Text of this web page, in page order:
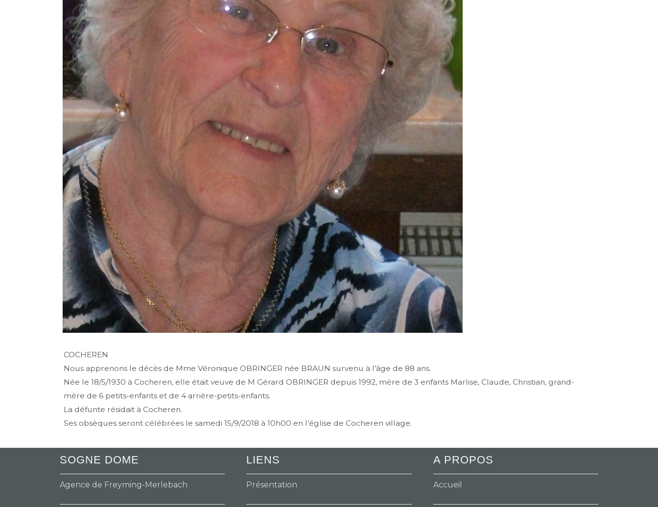
COCHEREN
Nous apprenons le décès de Mme Véronique OBRINGER née BRAUN survenu à l’âge de 88 ans.
Née le 18/5/1930 à Cocheren, elle était veuve de M Gérard OBRINGER depuis 1992, mère de 3 enfants Marlise, Claude, Christian, grand-
mère de 6 petits-enfants et de 4 arrière-petits-enfants.
La défunte résidait à Cocheren.
Ses obsèques seront célébrées le samedi 15/9/2018 à 10h00 en l’église de Cocheren village.
SOGNE DOME
Agence de Freyming-Merlebach
LIENS
Présentation
A PROPOS
Accueil